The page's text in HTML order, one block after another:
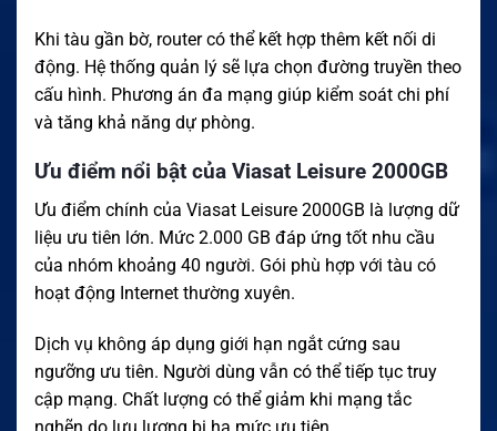
Khi tàu gần bờ, router có thể kết hợp thêm kết nối di
động. Hệ thống quản lý sẽ lựa chọn đường truyền theo
cấu hình. Phương án đa mạng giúp kiểm soát chi phí
và tăng khả năng dự phòng.
Ưu điểm nổi bật của Viasat Leisure 2000GB
Ưu điểm chính của Viasat Leisure 2000GB là lượng dữ
liệu ưu tiên lớn. Mức 2.000 GB đáp ứng tốt nhu cầu
của nhóm khoảng 40 người. Gói phù hợp với tàu có
hoạt động Internet thường xuyên.
Dịch vụ không áp dụng giới hạn ngắt cứng sau
ngưỡng ưu tiên. Người dùng vẫn có thể tiếp tục truy
cập mạng. Chất lượng có thể giảm khi mạng tắc